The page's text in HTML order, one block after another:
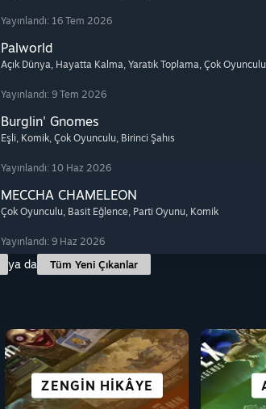
Yayınlandı: 16 Tem 2026
Palworld
Açık Dünya, Hayatta Kalma, Yaratık Toplama, Çok Oyunculu
Yayınlandı: 9 Tem 2026
Burglin' Gnomes
Eşli, Komik, Çok Oyunculu, Birinci Şahıs
Yayınlandı: 10 Haz 2026
MECCHA CHAMELEON
Çok Oyunculu, Basit Eğlence, Parti Oyunu, Komik
Yayınlandı: 9 Haz 2026
ya da Tüm Yeni Çıkanlar
ZENGIN HIKÂYE
GÖRSEL ROMAN
ANIME
VR ÜRÜNLERI